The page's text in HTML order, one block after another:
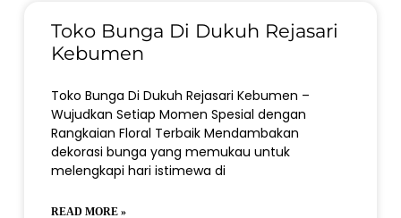
Toko Bunga Di Dukuh Rejasari
Kebumen
Toko Bunga Di Dukuh Rejasari Kebumen –
Wujudkan Setiap Momen Spesial dengan
Rangkaian Floral Terbaik Mendambakan
dekorasi bunga yang memukau untuk
melengkapi hari istimewa di
READ MORE »